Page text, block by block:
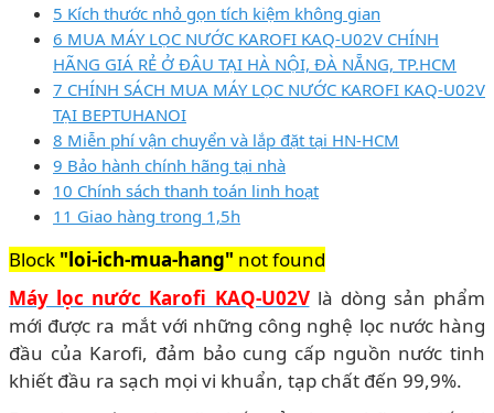
5 Kích thước nhỏ gọn tích kiệm không gian
6 MUA MÁY LỌC NƯỚC KAROFI KAQ-U02V CHÍNH
HÃNG GIÁ RẺ Ở ĐÂU TẠI HÀ NỘI, ĐÀ NẴNG, TP.HCM
7 CHÍNH SÁCH MUA MÁY LỌC NƯỚC KAROFI KAQ-U02V
TẠI BEPTUHANOI
8 Miễn phí vận chuyển và lắp đặt tại HN-HCM
9 Bảo hành chính hãng tại nhà
10 Chính sách thanh toán linh hoạt
11 Giao hàng trong 1,5h
Block "loi-ich-mua-hang" not found
Máy lọc nước Karofi KAQ-U02Vlà dòng sản phẩm
mới được ra mắt với những công nghệ lọc nước hàng
đầu của Karofi, đảm bảo cung cấp nguồn nước tinh
khiết đầu ra sạch mọi vi khuẩn, tạp chất đến 99,9%.